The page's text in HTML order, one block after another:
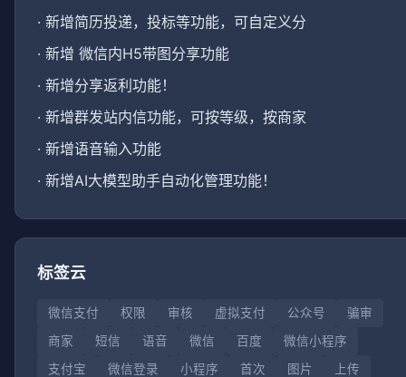
· 新增简历投递，投标等功能，可自定义分
· 新增 微信内H5带图分享功能
· 新增分享返利功能！
· 新增群发站内信功能，可按等级，按商家
· 新增语音输入功能
· 新增AI大模型助手自动化管理功能！
标签云
微信支付 权限 审核 虚拟支付 公众号
骗审
商家
短信 语音 微信 百度
微信小程序
支付宝
微信登录 小程序 首次 图片
上传